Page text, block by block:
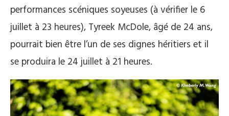
performances scéniques soyeuses (à vérifier le 6
juillet à 23 heures), Tyreek McDole, âgé de 24 ans,
pourrait bien être l’un de ses dignes héritiers et il
se produira le 24 juillet à 21 heures.